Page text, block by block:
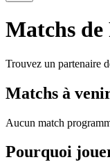
Matchs de
Trouvez un partenaire
Matchs à
Aucun match
Pourquoi